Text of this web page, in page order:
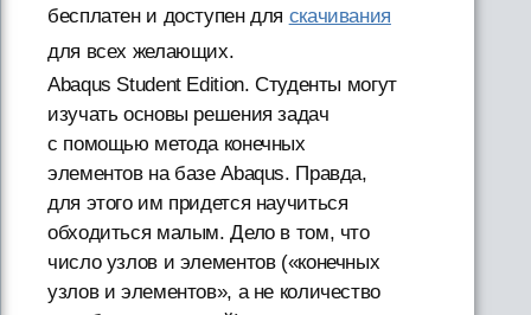
бесплатен и доступен для скачивания
для всех желающих.
Abaqus Student Edition. Студенты могут
изучать основы решения задач
с помощью метода конечных
элементов на базе Abaqus. Правда,
для этого им придется научиться
обходиться малым. Дело в том, что
число узлов и элементов («конечных
узлов и элементов», а не количество